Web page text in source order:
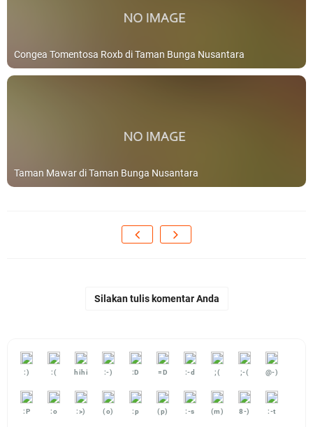
Congea Tomentosa Roxb di Taman Bunga Nusantara
Taman Mawar di Taman Bunga Nusantara
Silakan tulis komentar Anda
:) :( hihi :-) :D =D :-d ;( ;-( @-)
:P :o :>) (o) :p (p) :-s (m) 8-) :-t